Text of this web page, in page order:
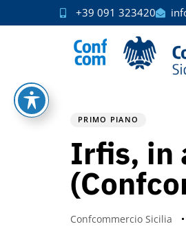
+39 091 323420
PRIMO PIANO
Irfis, in
Confcommercio Sicilia